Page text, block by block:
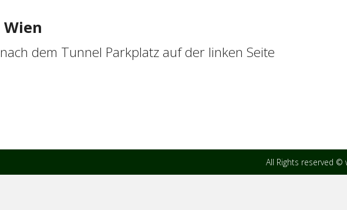
dem Tunnel Parkplatz auf der linken Seite
All Rights reserved ©